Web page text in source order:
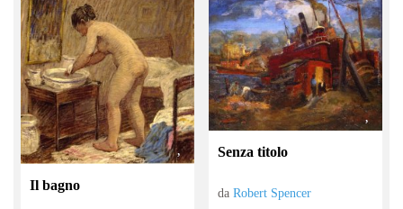
Il bagno
Senza titolo
daRobert Spencer